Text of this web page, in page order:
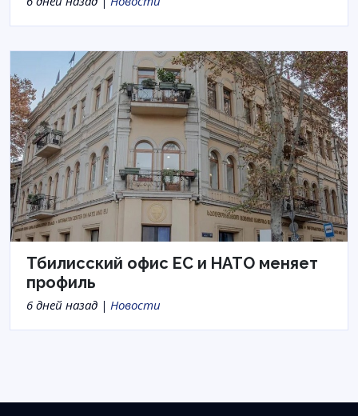
Тбилисский офис ЕС и НАТО меняет
профиль
6 дней назад | Новости